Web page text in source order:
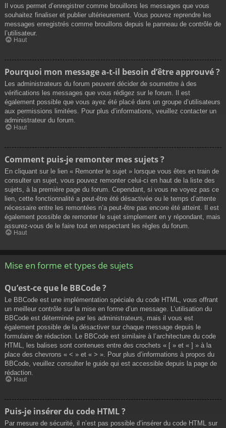
Il vous permet d’enregistrer comme brouillons les messages que vous
souhaitez finaliser et publier ultérieurement. Vous pouvez reprendre les
messages enregistrés comme brouillons depuis le panneau de contrôle de
l’utilisateur.
Haut
Pourquoi mon message a-t-il besoin d’être approuvé ?
Les administrateurs du forum peuvent décider de soumettre à des
vérifications les messages que vous rédigez sur le forum. Il est
également possible que vous ayez été placé dans un groupe d’utilisateurs
aux permissions limitées. Pour plus d’informations, veuillez contacter un
administrateur du forum.
Haut
Comment puis-je remonter mes sujets ?
En cliquant sur le lien « Remonter le sujet » lorsque vous êtes en train de
consulter un sujet, vous pouvez remonter celui-ci en haut de la liste des
sujets, à la première page du forum. Cependant, si vous ne voyez pas ce
lien, cette fonctionnalité a peut-être été désactivée ou le temps d’attente
nécessaire entre les remontées n’a peut-être pas encore été atteint. Il est
également possible de remonter le sujet simplement en y répondant, mais
assurez-vous de le faire tout en respectant les règles du forum.
Haut
Mise en forme et types de sujets
Qu’est-ce que le BBCode ?
Le BBCode est une implémentation spéciale du code HTML, vous offrant
un meilleur contrôle sur la mise en forme d’un message. L’utilisation du
BBCode est déterminée par les administrateurs, mais il vous est
également possible de la désactiver sur chaque message depuis le
formulaire de rédaction. Le BBCode est similaire à l’architecture du code
HTML, les balises sont contenues entre des crochets « [ » et « ] » à la
place des chevrons « < » et « > ». Pour plus d’informations à propos du
BBCode, veuillez consulter le guide qui est accessible depuis la page de
rédaction.
Haut
Puis-je insérer du code HTML ?
Par mesure de sécurité, il n’est pas possible d’insérer du code HTML sur